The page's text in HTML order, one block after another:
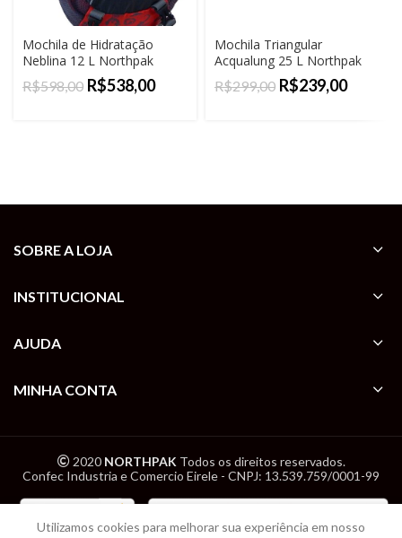
Mochila de Hidratação
Neblina 12 L Northpak
R$598,00 R$538,00
Mochila Triangular
Acqualung 25 L Northpak
R$299,00 R$239,00
SOBRE A LOJA
INSTITUCIONAL
AJUDA
MINHA CONTA
2020 NORTHPAK Todos os direitos reservados.
Confec Industria e Comercio Eirele - CNPJ: 13.539.759/0001-99
Utilizamos cookies para melhorar sua experiência em nosso